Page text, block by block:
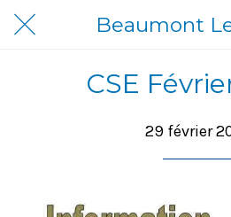
Beaumont
CSE
29 février